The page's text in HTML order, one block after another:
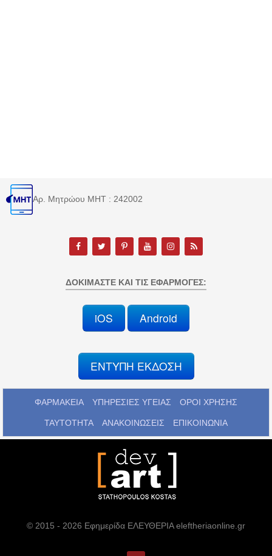
Αρ. Μητρώου MHT : 242002
ΔΟΚΙΜΆΣΤΕ ΚΑΙ ΤΙΣ ΕΦΑΡΜΟΓΈΣ:
iOS Android
ΕΝΤΥΠΗ ΕΚΔΟΣΗ
ΦΑΡΜΑΚΕΙΑ ΥΠΗΡΕΣΙΕΣ ΥΓΕΙΑΣ ΟΡΟΙ ΧΡΗΣΗΣ
ΤΑΥΤΟΤΗΤΑ ΑΝΑΚΟΙΝΩΣΕΙΣ ΕΠΙΚΟΙΝΩΝΙΑ
© 2015 - 2026 Εφημερίδα ΕΛΕΥΘΕΡΙΑ eleftheriaonline.gr